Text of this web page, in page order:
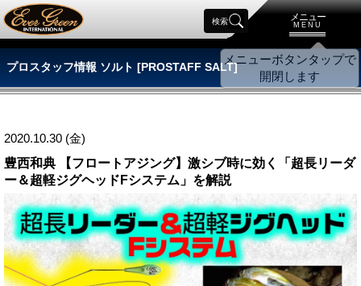
メニュー
MENU
検索
プロスタッフ情報 ソルト [PROSTAFF SALT]
2020.10.30 (金)
豊西和典 【フロートアジング】激シブ時に効く「超長リーダ
ー＆超軽ジグヘッドFシステム」を解説